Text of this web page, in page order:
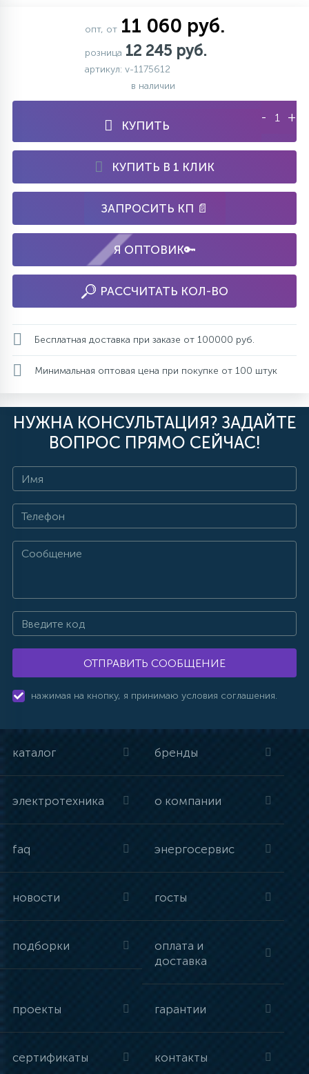
опт, от 11 060 руб.
розница 12 245 руб.
артикул: v-1175612
в наличии
КУПИТЬ
- +
КУПИТЬ В 1 КЛИК
ЗАПРОСИТЬ КП 📄
Я ОПТОВИК🔑
РАССЧИТАТЬ КОЛ-ВО
Бесплатная доставка при заказе от 100000 руб.
Минимальная оптовая цена при покупке от 100 штук
НУЖНА КОНСУЛЬТАЦИЯ? ЗАДАЙТЕ
ВОПРОС ПРЯМО СЕЙЧАС!
ОТПРАВИТЬ СООБЩЕНИЕ
нажимая на кнопку, я принимаю условия соглашения.
каталог бренды
электротехника о компании
faq энергосервис
новости госты
подборки
оплата и
доставка
проекты гарантии
сертификаты контакты